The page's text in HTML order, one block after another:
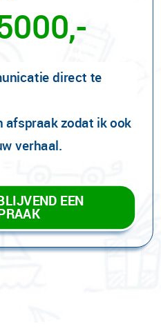
direct te
afspraak zodat ik ook
verhaal.
EEN